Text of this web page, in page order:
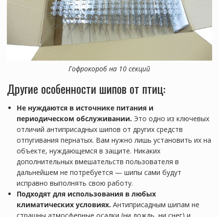
Гофрокороб на 10 секций
Другие особенности шипов от птиц:
Не нуждаются в источнике питания и
периодическом обслуживании. Это одно из ключевых
отличий антиприсадных шипов от других средств
отпугивания пернатых. Вам нужно лишь установить их на
объекте, нуждающемся в защите. Никаких
дополнительных вмешательств пользователя в
дальнейшем не потребуется — шипы сами будут
исправно выполнять свою работу.
Подходят для использования в любых
климатических условиях. Антиприсадным шипам не
страшны атмосферные осадки (ни дождь, ни снег) и